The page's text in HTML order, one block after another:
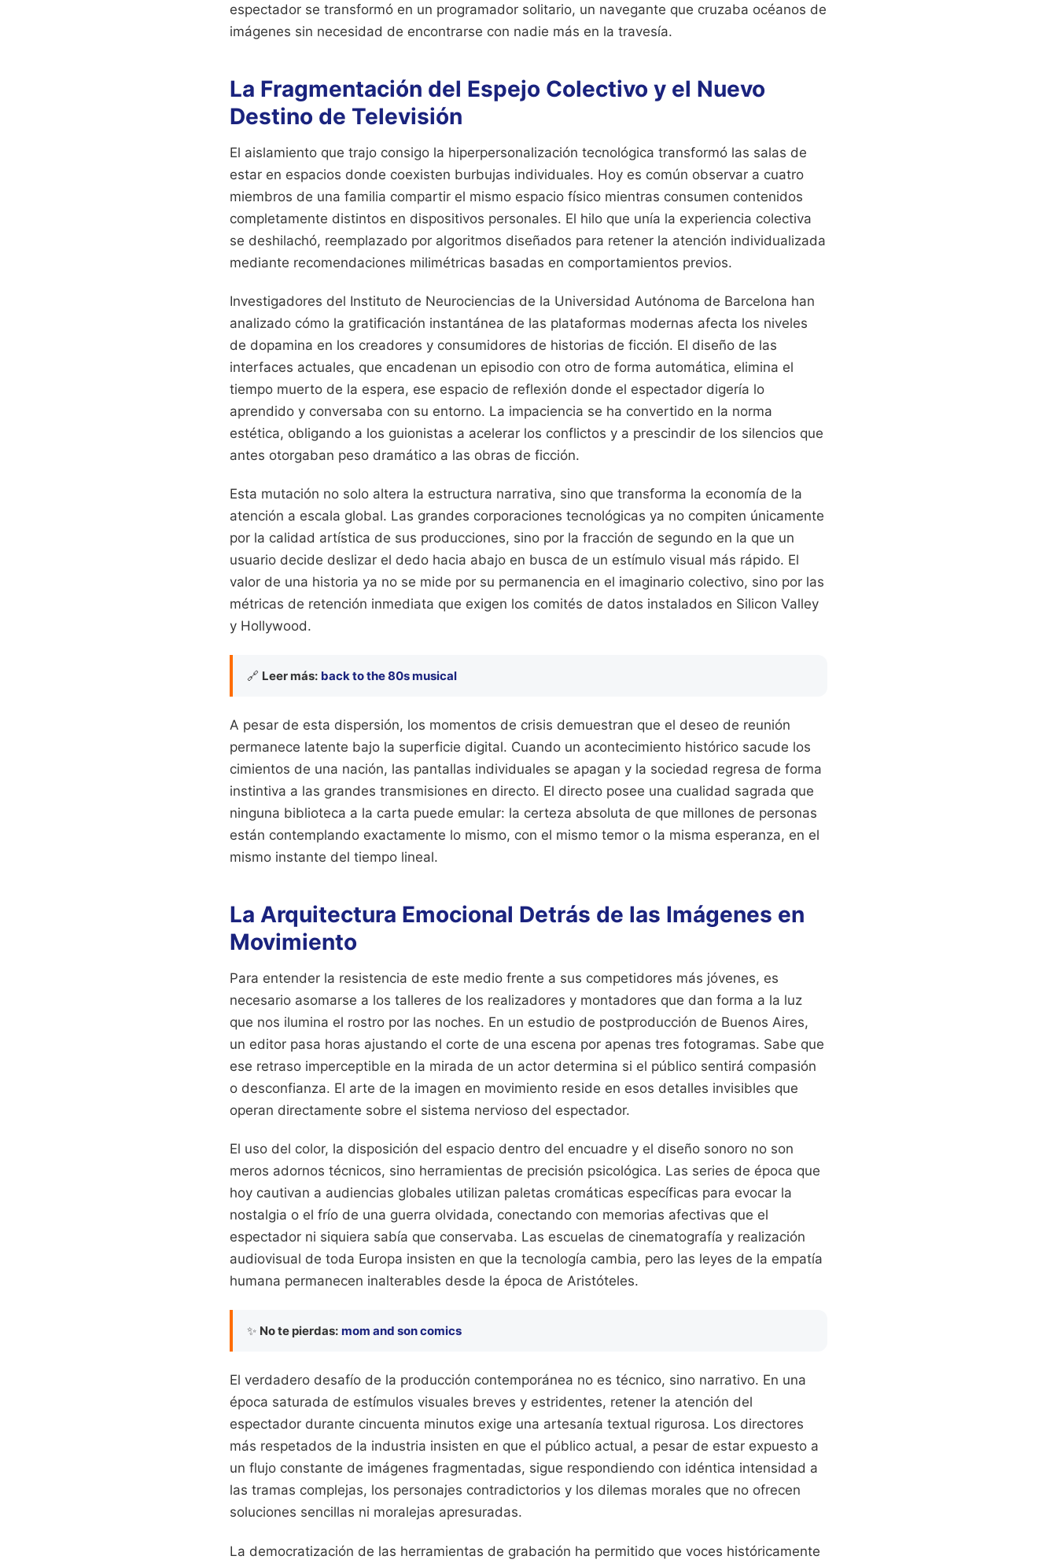
espectador se transformó en un programador solitario, un navegante que cruzaba océanos de
imágenes sin necesidad de encontrarse con nadie más en la travesía.
La Fragmentación del Espejo Colectivo y el Nuevo
Destino de Televisión
El aislamiento que trajo consigo la hiperpersonalización tecnológica transformó las salas de
estar en espacios donde coexisten burbujas individuales. Hoy es común observar a cuatro
miembros de una familia compartir el mismo espacio físico mientras consumen contenidos
completamente distintos en dispositivos personales. El hilo que unía la experiencia colectiva
se deshilachó, reemplazado por algoritmos diseñados para retener la atención individualizada
mediante recomendaciones milimétricas basadas en comportamientos previos.
Investigadores del Instituto de Neurociencias de la Universidad Autónoma de Barcelona han
analizado cómo la gratificación instantánea de las plataformas modernas afecta los niveles
de dopamina en los creadores y consumidores de historias de ficción. El diseño de las
interfaces actuales, que encadenan un episodio con otro de forma automática, elimina el
tiempo muerto de la espera, ese espacio de reflexión donde el espectador digería lo
aprendido y conversaba con su entorno. La impaciencia se ha convertido en la norma
estética, obligando a los guionistas a acelerar los conflictos y a prescindir de los silencios que
antes otorgaban peso dramático a las obras de ficción.
Esta mutación no solo altera la estructura narrativa, sino que transforma la economía de la
atención a escala global. Las grandes corporaciones tecnológicas ya no compiten únicamente
por la calidad artística de sus producciones, sino por la fracción de segundo en la que un
usuario decide deslizar el dedo hacia abajo en busca de un estímulo visual más rápido. El
valor de una historia ya no se mide por su permanencia en el imaginario colectivo, sino por las
métricas de retención inmediata que exigen los comités de datos instalados en Silicon Valley
y Hollywood.
🔗 Leer más: back to the 80s musical
A pesar de esta dispersión, los momentos de crisis demuestran que el deseo de reunión
permanece latente bajo la superficie digital. Cuando un acontecimiento histórico sacude los
cimientos de una nación, las pantallas individuales se apagan y la sociedad regresa de forma
instintiva a las grandes transmisiones en directo. El directo posee una cualidad sagrada que
ninguna biblioteca a la carta puede emular: la certeza absoluta de que millones de personas
están contemplando exactamente lo mismo, con el mismo temor o la misma esperanza, en el
mismo instante del tiempo lineal.
La Arquitectura Emocional Detrás de las Imágenes en
Movimiento
Para entender la resistencia de este medio frente a sus competidores más jóvenes, es
necesario asomarse a los talleres de los realizadores y montadores que dan forma a la luz
que nos ilumina el rostro por las noches. En un estudio de postproducción de Buenos Aires,
un editor pasa horas ajustando el corte de una escena por apenas tres fotogramas. Sabe que
ese retraso imperceptible en la mirada de un actor determina si el público sentirá compasión
o desconfianza. El arte de la imagen en movimiento reside en esos detalles invisibles que
operan directamente sobre el sistema nervioso del espectador.
El uso del color, la disposición del espacio dentro del encuadre y el diseño sonoro no son
meros adornos técnicos, sino herramientas de precisión psicológica. Las series de época que
hoy cautivan a audiencias globales utilizan paletas cromáticas específicas para evocar la
nostalgia o el frío de una guerra olvidada, conectando con memorias afectivas que el
espectador ni siquiera sabía que conservaba. Las escuelas de cinematografía y realización
audiovisual de toda Europa insisten en que la tecnología cambia, pero las leyes de la empatía
humana permanecen inalterables desde la época de Aristóteles.
✨ No te pierdas: mom and son comics
El verdadero desafío de la producción contemporánea no es técnico, sino narrativo. En una
época saturada de estímulos visuales breves y estridentes, retener la atención del
espectador durante cincuenta minutos exige una artesanía textual rigurosa. Los directores
más respetados de la industria insisten en que el público actual, a pesar de estar expuesto a
un flujo constante de imágenes fragmentadas, sigue respondiendo con idéntica intensidad a
las tramas complejas, los personajes contradictorios y los dilemas morales que no ofrecen
soluciones sencillas ni moralejas apresuradas.
La democratización de las herramientas de grabación ha permitido que voces históricamente